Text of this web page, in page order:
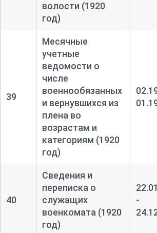
волости (1920
год)
39
Месячные
учетные
ведомости о
числе
военнообязанных
и вернувшихся из
плена во
возрастам и
категориям (1920
год)
40
Сведения и
переписка о
служащих
военкомата (1920
год)
-